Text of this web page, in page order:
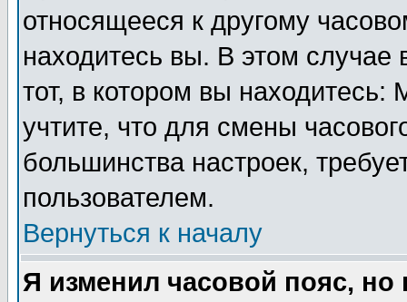
относящееся к другому
находитесь вы. В этом
тот, в котором вы
учтите, что для смены
большинства настроек,
пользователем.
Вернуться к началу
Я изменил часовой пояс,